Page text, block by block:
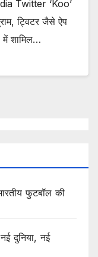
Twitter ‘Koo’
ट्विटर जैसे ऐप
में शामिल…
फुटबॉल की
दुनिया, नई